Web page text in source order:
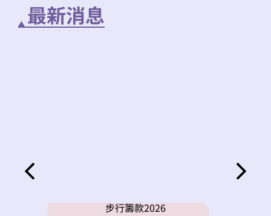
最新消息
步行籌款2026